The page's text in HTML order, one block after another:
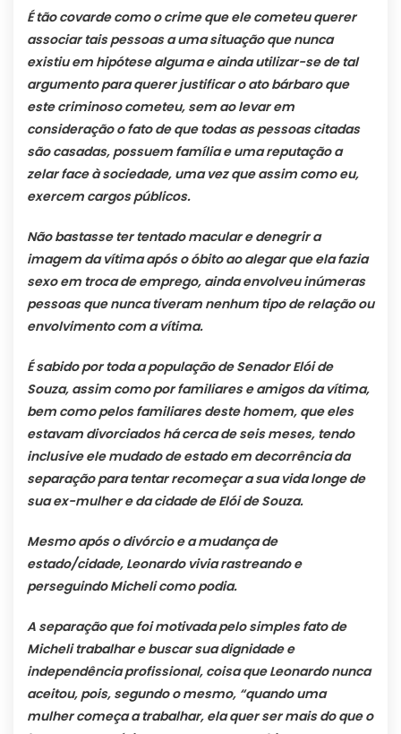
É tão covarde como o crime que ele cometeu querer
associar tais pessoas a uma situação que nunca
existiu em hipótese alguma e ainda utilizar-se de tal
argumento para querer justificar o ato bárbaro que
este criminoso cometeu, sem ao levar em
consideração o fato de que todas as pessoas citadas
são casadas, possuem família e uma reputação a
zelar face à sociedade, uma vez que assim como eu,
exercem cargos públicos.
Não bastasse ter tentado macular e denegrir a
imagem da vítima após o óbito ao alegar que ela fazia
sexo em troca de emprego, ainda envolveu inúmeras
pessoas que nunca tiveram nenhum tipo de relação ou
envolvimento com a vítima.
É sabido por toda a população de Senador Elói de
Souza, assim como por familiares e amigos da vítima,
bem como pelos familiares deste homem, que eles
estavam divorciados há cerca de seis meses, tendo
inclusive ele mudado de estado em decorrência da
separação para tentar recomeçar a sua vida longe de
sua ex-mulher e da cidade de Elói de Souza.
Mesmo após o divórcio e a mudança de
estado/cidade, Leonardo vivia rastreando e
perseguindo Micheli como podia.
A separação que foi motivada pelo simples fato de
Micheli trabalhar e buscar sua dignidade e
independência profissional, coisa que Leonardo nunca
aceitou, pois, segundo o mesmo, “quando uma
mulher começa a trabalhar, ela quer ser mais do que o